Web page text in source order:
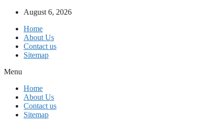
Skip
content
August 6, 2026
Home
About Us
Contact us
Sitemap
Menu
Home
About Us
Contact us
Sitemap